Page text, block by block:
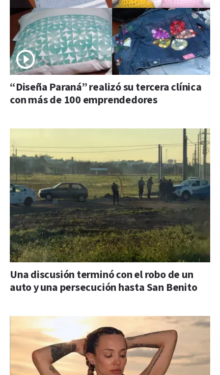
“Diseña Paraná” realizó su tercera clínica
con más de 100 emprendedores
Una discusión terminó con el robo de un
auto y una persecución hasta San Benito